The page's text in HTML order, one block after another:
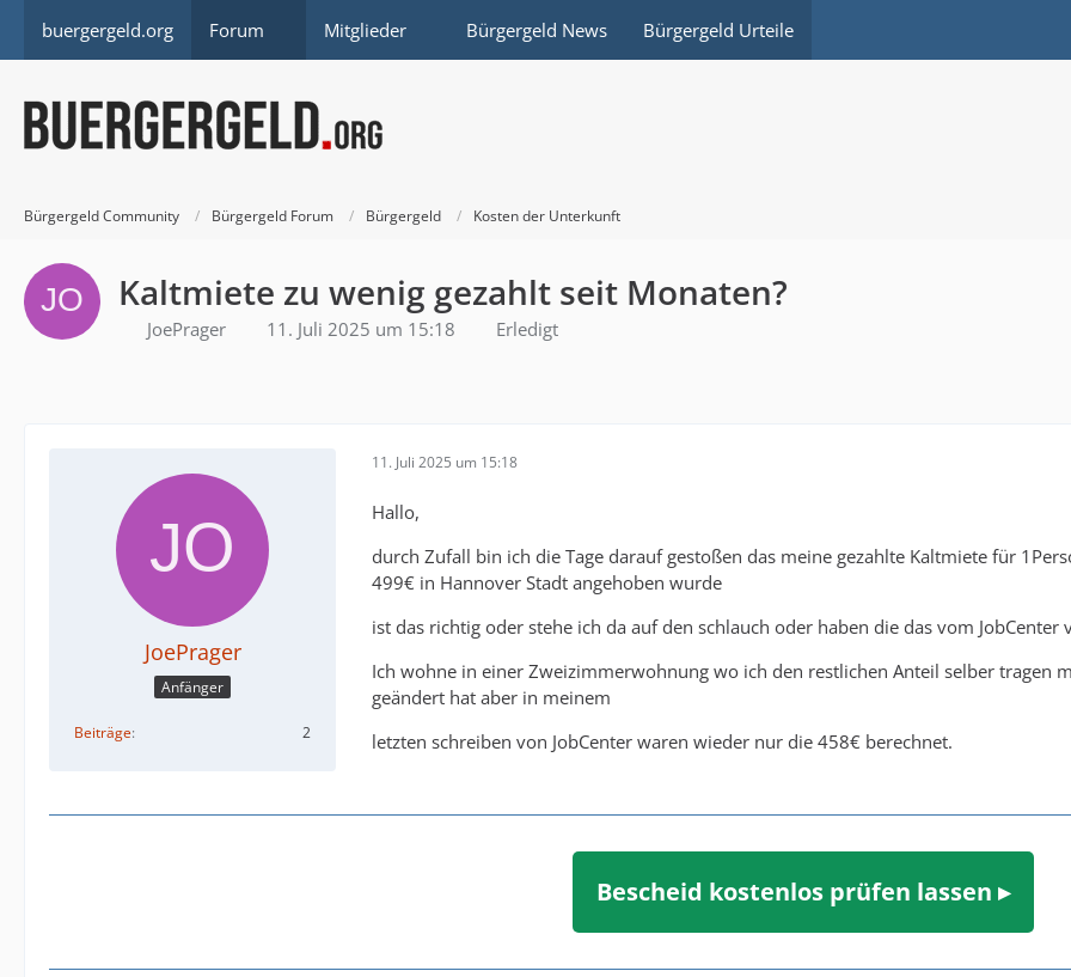
buergergeld.org Forum Mitglieder Bürgergeld News Bürgergeld Urteile
Bürgergeld Community Bürgergeld Forum Bürgergeld Kosten der Unterkunft
Kaltmiete zu wenig gezahlt seit Monaten?
JoePrager 11. Juli 2025 um 15:18 Erledigt
JoePrager
Anfänger
Beiträge 2
11. Juli 2025 um 15:18
Hallo,
durch Zufall bin ich die Tage darauf gestoßen das meine gezahlte Kaltmiete für
499€ in Hannover Stadt angehoben wurde
ist das richtig oder stehe ich da auf den schlauch oder haben die das vom JobCenter
Ich wohne in einer Zweizimmerwohnung wo ich den restlichen Anteil selber tragen
geändert hat aber in meinem
letzten schreiben von JobCenter waren wieder nur die 458€ berechnet.
Bescheid kostenlos prüfen lassen ▸